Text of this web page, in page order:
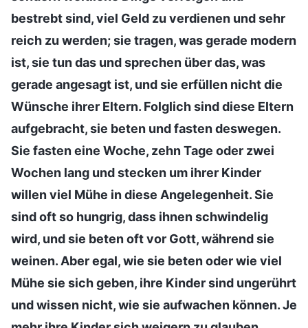
bestrebt sind, viel Geld zu verdienen und sehr
reich zu werden; sie tragen, was gerade modern
ist, sie tun das und sprechen über das, was
gerade angesagt ist, und sie erfüllen nicht die
Wünsche ihrer Eltern. Folglich sind diese Eltern
aufgebracht, sie beten und fasten deswegen.
Sie fasten eine Woche, zehn Tage oder zwei
Wochen lang und stecken um ihrer Kinder
willen viel Mühe in diese Angelegenheit. Sie
sind oft so hungrig, dass ihnen schwindelig
wird, und sie beten oft vor Gott, während sie
weinen. Aber egal, wie sie beten oder wie viel
Mühe sie sich geben, ihre Kinder sind ungerührt
und wissen nicht, wie sie aufwachen können. Je